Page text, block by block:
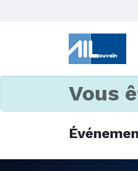
Vous